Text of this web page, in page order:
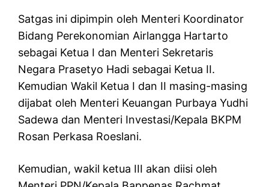
Satgas ini dipimpin oleh Menteri Koordinator
Bidang Perekonomian Airlangga Hartarto
sebagai Ketua I dan Menteri Sekretaris
Negara Prasetyo Hadi sebagai Ketua II.
Kemudian Wakil Ketua I dan II masing-masing
dijabat oleh Menteri Keuangan Purbaya Yudhi
Sadewa dan Menteri Investasi/Kepala BKPM
Rosan Perkasa Roeslani.
Kemudian, wakil ketua III akan diisi oleh